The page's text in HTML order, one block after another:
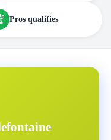
Pros qualifies